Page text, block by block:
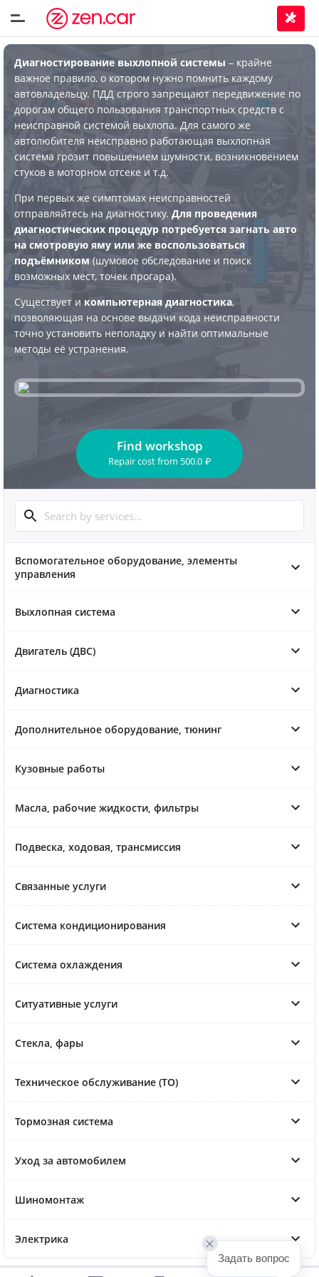
Диагностирование выхлопной системы – крайне
важное правило, о котором нужно помнить каждому
автовладельцу. ПДД строго запрещают передвижение по
дорогам общего пользования транспортных средств с
неисправной системой выхлопа. Для самого же
автолюбителя неисправно работающая выхлопная
система грозит повышением шумности, возникновением
стуков в моторном отсеке и т.д.
При первых же симптомах неисправностей
отправляйтесь на диагностику. Для проведения
диагностических процедур потребуется загнать авто
на смотровую яму или же воспользоваться
подъёмником (шумовое обследование и поиск
возможных мест, точек прогара).
Существует и компьютерная диагностика,
позволяющая на основе выдачи кода неисправности
точно установить неполадку и найти оптимальные
методы её устранения.
Find workshop
Repair costfrom 500.0 ₽
Вспомогательное оборудование, элементы
управления
Выхлопная система
Двигатель (ДВС)
Диагностика
Дополнительное оборудование, тюнинг
Кузовные работы
Масла, рабочие жидкости, фильтры
Подвеска, ходовая, трансмиссия
Связанные услуги
Система кондиционирования
Система охлаждения
Ситуативные услуги
Стекла, фары
Техническое обслуживание (ТО)
Тормозная система
Уход за автомобилем
Шиномонтаж
Электрика
Задать вопрос